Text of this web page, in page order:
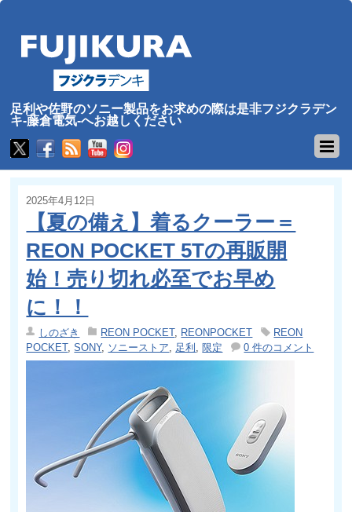
足利や佐野のソニー製品をお求めの際は是非フジクラデン
キ-藤倉電気-へお越しください
2025年4月12日
【夏の備え】着るクーラー＝
REON POCKET 5Tの再販開
始！売り切れ必至でお早め
に！！
しのざき REON POCKET, REONPOCKET
REON
POCKET,SONY, ソニーストア 足利 ,限定 0 件のコメント